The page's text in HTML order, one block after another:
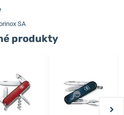
SA
produkty